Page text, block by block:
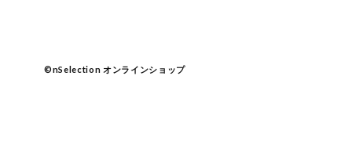
©︎nSelection オンラインショップ